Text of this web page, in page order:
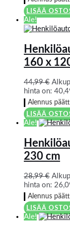
LISÄÄ
Ale!
160 x
44,99€
hinta on:
Alennus
LISÄÄ
Ale!
230 cm
28,99€
hinta on:
Alennus
LISÄÄ
Ale!